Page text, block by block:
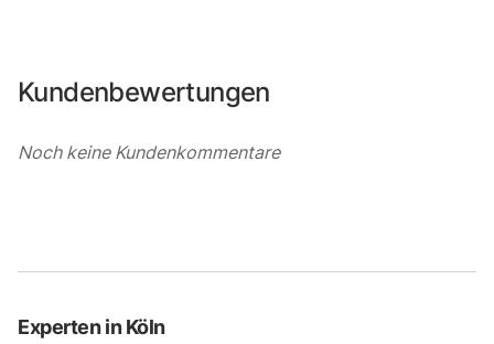
Kundenbewertungen
Noch keine Kundenkommentare
Experten inKöln